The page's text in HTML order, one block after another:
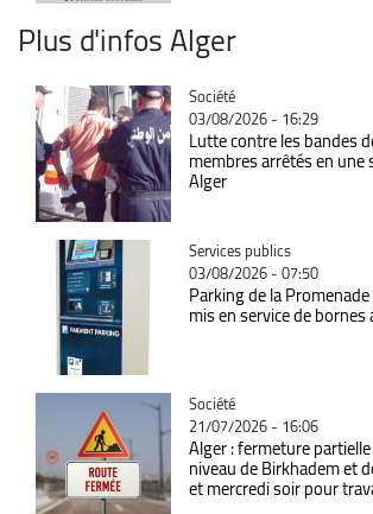
Plus d'infos Alger
Catégorie
Société
03/08/2026 - 16:29
Lutte contre les bandes
membres arrêtés en une
Alger
Catégorie
Services publics
03/08/2026 - 07:50
Parking de la
mis en service de
Catégorie
Société
21/07/2026 - 16:06
Alger : fermeture
niveau de Birkhadem et
et mercredi soir pour